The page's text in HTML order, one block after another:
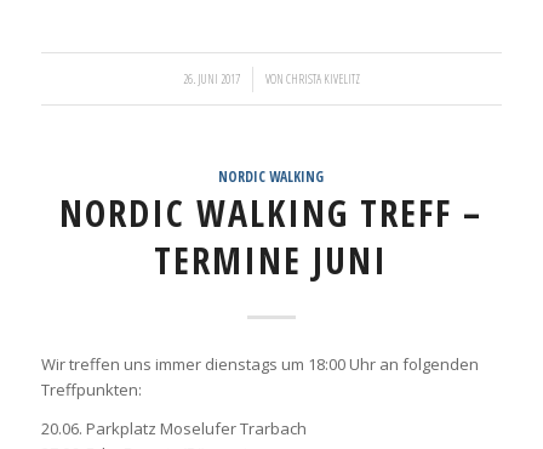
26. JUNI 2017 VON CHRISTA KIVELITZ
NORDIC WALKING
NORDIC WALKING TREFF –
TERMINE JUNI
Wir treffen uns immer dienstags um 18:00 Uhr an folgenden
Treffpunkten:
20.06. Parkplatz Moselufer Trarbach